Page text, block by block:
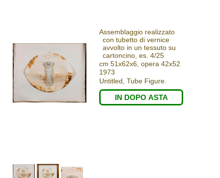
Assemblaggio realizzato
con tubetto di vernice
avvolto in un tessuto su
cartoncino, es. 4/25
cm 51x62x6, opera 42x52
1973
Untitled, Tube Figure.
IN DOPO ASTA